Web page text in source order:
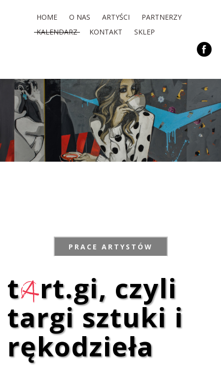
HOME O NAS ARTYŚCI
PARTNERZY
KALENDARZ
KONTAKT SKLEP
PRACE ARTYSTÓW
tart.gi, czyli
targi sztuki i
rękodzieła